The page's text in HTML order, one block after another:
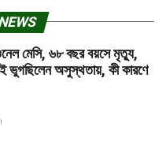
মেসি, ৬৮ বছর বয়সে মৃত্যু,
ভুগছিলেন অসুস্থতায়, কী কারণে